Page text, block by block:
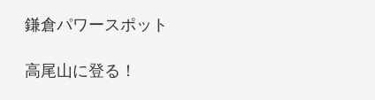
鎌倉パワースポット
高尾山に登る！